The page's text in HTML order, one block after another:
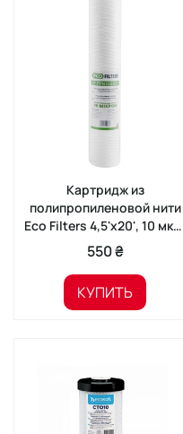
Картридж из
полипропиленовой нити
Eco Filters 4,5'x20', 10 мкм,
BB20
550 ₴
КУПИТЬ